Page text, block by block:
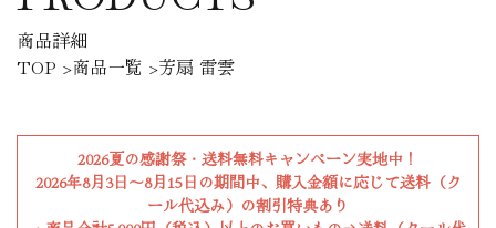
商品詳細
TOP >商品一覧 >芳扇 雷雲
2026夏の感謝祭・送料無料キャンペーン実地中！
2026年8月3日〜8月15日の期間中、購入金額に応じて送料（ク
ール代込み）の割引特典あり